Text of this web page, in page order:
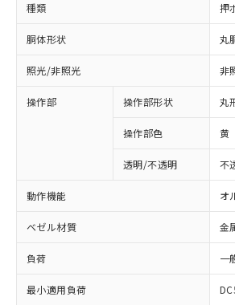
種類 押
胴体形状 丸
照光/非照光 非
操作部 操作部形状 丸
操作部色 黄
透明/不透明 不
動作機能 オ
ベゼル材質 金
負荷 一
最小適用負荷